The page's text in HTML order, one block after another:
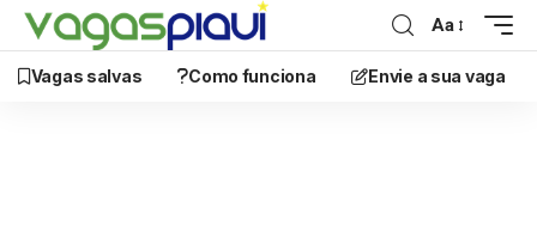
Aa
Vagas salvas Como funciona Envie a sua vaga